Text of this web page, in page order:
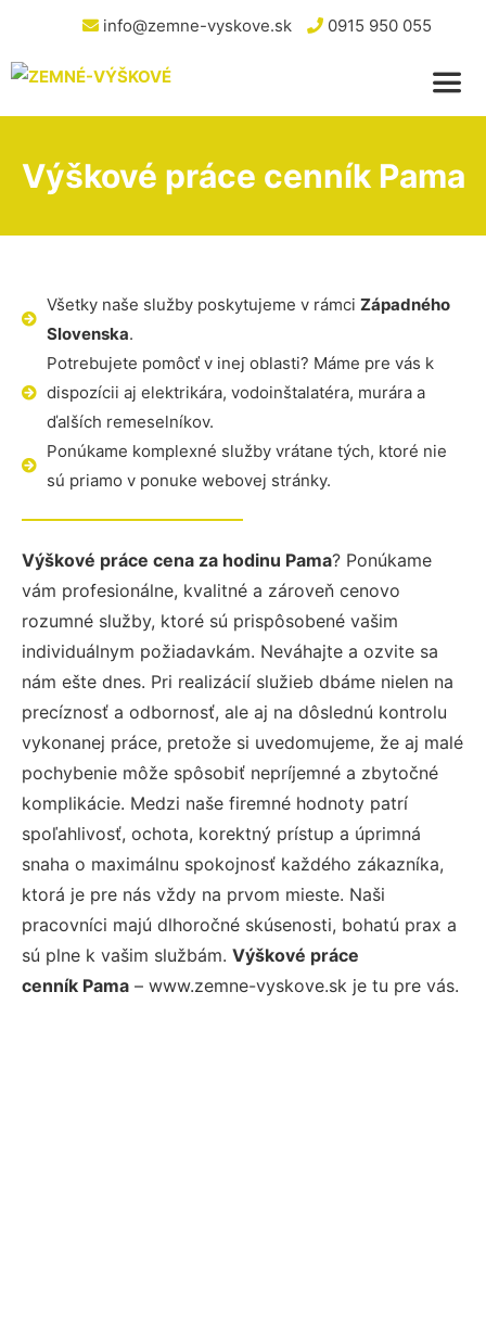
info@zemne-vyskove.sk 0915 950 055
Výškové práce cenník Pama
Všetky naše služby poskytujeme v rámci Západného
Slovenska.
Potrebujete pomôcť v inej oblasti? Máme pre vás k
dispozícii aj elektrikára, vodoinštalatéra, murára a
ďalších remeselníkov.
Ponúkame komplexné služby vrátane tých, ktoré nie
sú priamo v ponuke webovej stránky.
Výškové práce cena za hodinu Pama? Ponúkame
vám profesionálne, kvalitné a zároveň cenovo
rozumné služby, ktoré sú prispôsobené vašim
individuálnym požiadavkám. Neváhajte a ozvite sa
nám ešte dnes. Pri realizácií služieb dbáme nielen na
precíznosť a odbornosť, ale aj na dôslednú kontrolu
vykonanej práce, pretože si uvedomujeme, že aj malé
pochybenie môže spôsobiť nepríjemné a zbytočné
komplikácie. Medzi naše firemné hodnoty patrí
spoľahlivosť, ochota, korektný prístup a úprimná
snaha o maximálnu spokojnosť každého zákazníka,
ktorá je pre nás vždy na prvom mieste. Naši
pracovníci majú dlhoročné skúsenosti, bohatú prax a
sú plne k vašim službám. Výškové práce
cenník Pama – www.zemne-vyskove.sk je tu pre vás.